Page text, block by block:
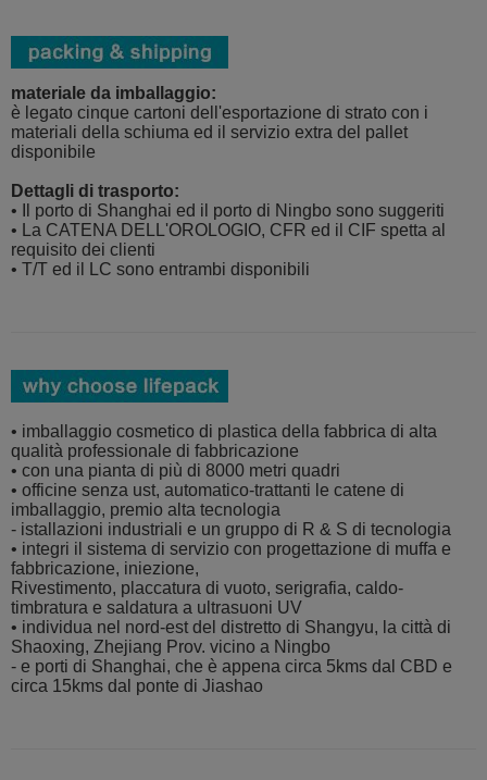
materiale da imballaggio:
è legato cinque cartoni dell'esportazione di strato con i
materiali della schiuma ed il servizio extra del pallet
disponibile
Dettagli di trasporto:
• Il porto di Shanghai ed il porto di Ningbo sono suggeriti
• La CATENA DELL'OROLOGIO, CFR ed il CIF spetta al
requisito dei clienti
• T/T ed il LC sono entrambi disponibili
• imballaggio cosmetico di plastica della fabbrica di alta
qualità professionale di fabbricazione
• con una pianta di più di 8000 metri quadri
• officine senza ust, automatico-trattanti le catene di
imballaggio, premio alta tecnologia
- istallazioni industriali e un gruppo di R & S di tecnologia
• integri il sistema di servizio con progettazione di muffa e
fabbricazione, iniezione,
Rivestimento, placcatura di vuoto, serigrafia, caldo-
timbratura e saldatura a ultrasuoni UV
• individua nel nord-est del distretto di Shangyu, la città di
Shaoxing, Zhejiang Prov. vicino a Ningbo
- e porti di Shanghai, che è appena circa 5kms dal CBD e
circa 15kms dal ponte di Jiashao